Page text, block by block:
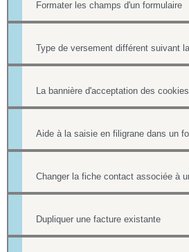
Formater les champs d'un formulaire
La bannière d'acceptation des cookies
Dupliquer une facture existante